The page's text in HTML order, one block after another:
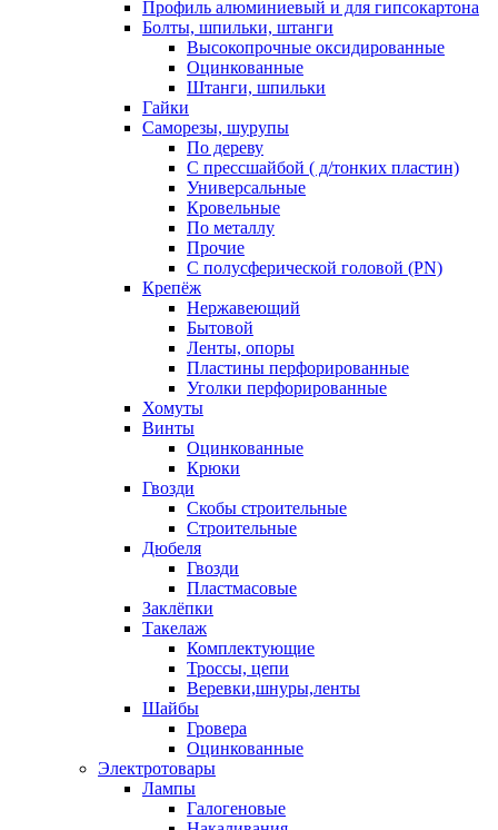
Профиль алюминиевый и для гипсокартона
Болты, шпильки, штанги
Высокопрочные оксидированные
Оцинкованные
Штанги, шпильки
Гайки
Саморезы, шурупы
По дереву
С прессшайбой ( д/тонких пластин)
Универсальные
Кровельные
По металлу
Прочие
С полусферической головой (PN)
Крепёж
Нержавеющий
Бытовой
Ленты, опоры
Пластины перфорированные
Уголки перфорированные
Хомуты
Винты
Оцинкованные
Крюки
Гвозди
Скобы строительные
Строительные
Дюбеля
Гвозди
Пластмасовые
Заклёпки
Такелаж
Комплектующие
Троссы, цепи
Веревки,шнуры,ленты
Шайбы
Гровера
Оцинкованные
Электротовары
Лампы
Галогеновые